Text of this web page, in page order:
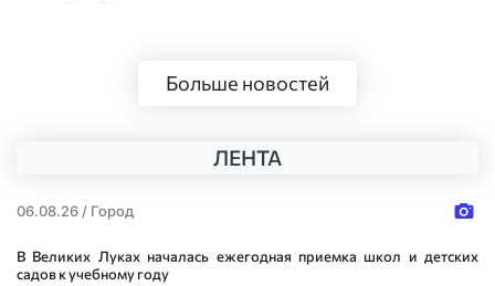
Больше новостей
ЛЕНТА
06.08.26 / Город
В Великих Луках началась ежегодная приемка школ и детских
садов к учебному году